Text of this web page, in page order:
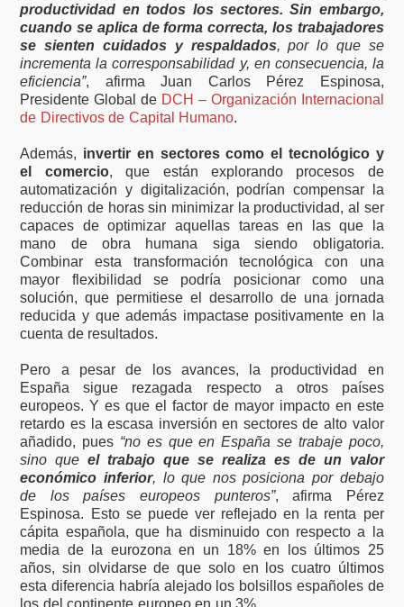
productividad en todos los sectores. Sin embargo,
cuando se aplica de forma correcta, los trabajadores
se sienten cuidados y respaldados, por lo que se
incrementa la corresponsabilidad y, en consecuencia, la
eficiencia”, afirma Juan Carlos Pérez Espinosa,
Presidente Global de DCH – Organización Internacional
de Directivos de Capital Humano.
Además, invertir en sectores como el tecnológico y
el comercio, que están explorando procesos de
automatización y digitalización, podrían compensar la
reducción de horas sin minimizar la productividad, al ser
capaces de optimizar aquellas tareas en las que la
mano de obra humana siga siendo obligatoria.
Combinar esta transformación tecnológica con una
mayor flexibilidad se podría posicionar como una
solución, que permitiese el desarrollo de una jornada
reducida y que además impactase positivamente en la
cuenta de resultados.
Pero a pesar de los avances, la productividad en
España sigue rezagada respecto a otros países
europeos. Y es que el factor de mayor impacto en este
retardo es la escasa inversión en sectores de alto valor
añadido, pues “no es que en España se trabaje poco,
sino queel trabajo que se realiza es de un valor
económico inferior, lo que nos posiciona por debajo
de los países europeos punteros”, afirma Pérez
Espinosa. Esto se puede ver reflejado en la renta per
cápita española, que ha disminuido con respecto a la
media de la eurozona en un 18% en los últimos 25
años, sin olvidarse de que solo en los cuatro últimos
esta diferencia habría alejado los bolsillos españoles de
los del continente europeo en un 3%.